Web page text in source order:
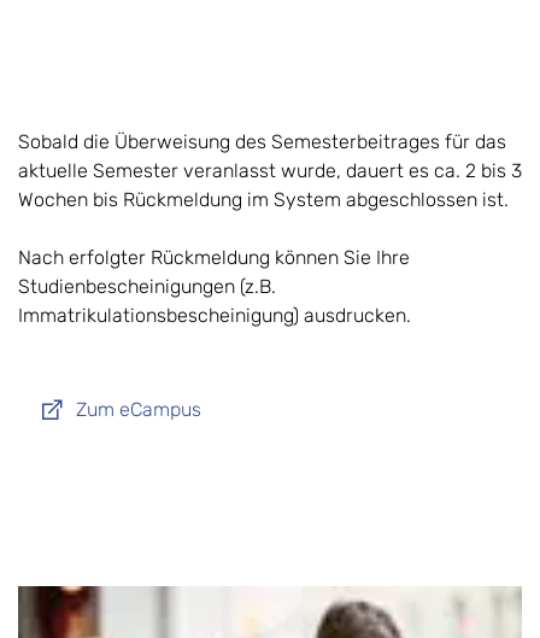
Sobald die Überweisung des Semesterbeitrages für das
aktuelle Semester veranlasst wurde, dauert es ca. 2 bis 3
Wochen bis Rückmeldung im System abgeschlossen ist.
Nach erfolgter Rückmeldung können Sie Ihre
Studienbescheinigungen (z.B.
Immatrikulationsbescheinigung) ausdrucken.
Zum eCampus